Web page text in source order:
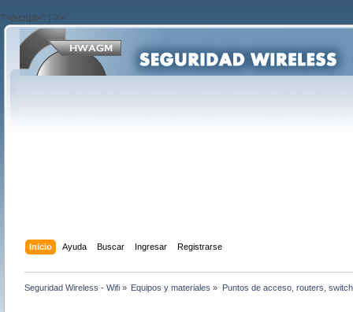
?>/script>'; } ?>
Inicio Ayuda Buscar Ingresar Registrarse
Seguridad Wireless - Wifi » Equipos y materiales » Puntos de acceso, routers,